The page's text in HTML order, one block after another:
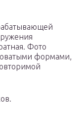
Фото
формами,